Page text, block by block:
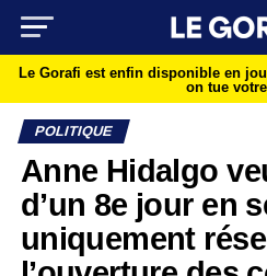
Le Gorafi est enfin disponible en
on tue
POLITIQUE
Anne Hidalgo
d’un 8e jour en
uniquement